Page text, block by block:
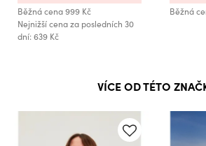
Běžná cena999 Kč
Nejnižší cena za posledních 30
dní: 639 Kč
Běžná
VÍCE OD TÉTO